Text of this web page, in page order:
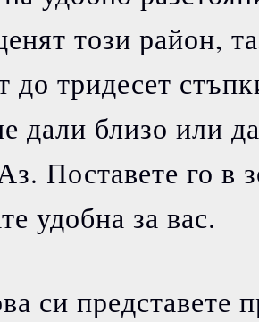
този район,
до тридесет
дали близо или
Поставете го в
удобна за вас.
си представете